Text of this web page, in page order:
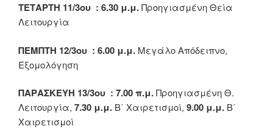
ΤΕΤΑΡΤΗ 11/3ου : 6.30 μ.μ.Προηγιασμένη Θεία
Λειτουργία
ΠΕΜΠΤΗ 12/3ου : 6.00 μ.μ. Μεγάλο Απόδειπνο,
Εξομολόγηση
ΠΑΡΑΣΚΕΥΗ 13/3ου : 7.00 π.μ.Προηγιασμένη Θ.
Λειτουργία, 7.30 μ.μ. Β΄ Χαιρετισμοί, 9.00 μ.μ. Β΄
Χαιρετισμοί